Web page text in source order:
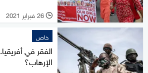
l 26 فبراير 2021
خاص
الفقر في
الإرهاب؟